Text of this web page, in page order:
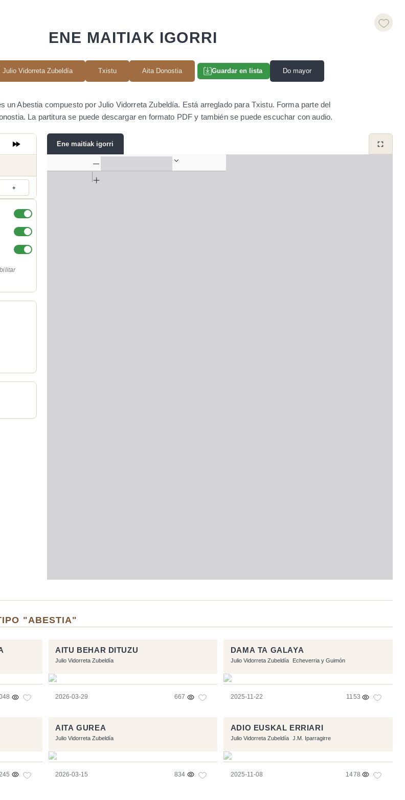
ENE MAITIAK IGORRI
Julio Vidorreta Zubeldía Txistu Aita Donostia Guardar en lista Do mayor
un Abestia compuesto por Julio Vidorreta Zubeldía. Está arreglado para Txistu. Forma parte del
La partitura se puede descargar en formato PDF y también se puede escuchar con audio.
+
Ene maitiak igorri
"ABESTIA"
AITU BEHAR DITUZU
Julio Vidorreta Zubeldía
2026-03-29 667
DAMA TA GALAYA
Julio Vidorreta Zubeldía Echeverria y Guimón
2025-11-22 1153
AITA GUREA
Julio Vidorreta Zubeldía
2026-03-15 834
ADIO EUSKAL ERRIARI
Julio Vidorreta Zubeldía J.M. Iparragirre
2025-11-08 1478